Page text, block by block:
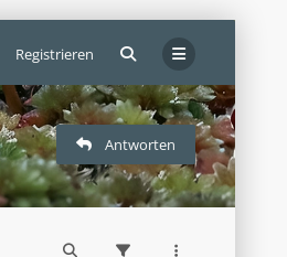
Registrieren
Antworten